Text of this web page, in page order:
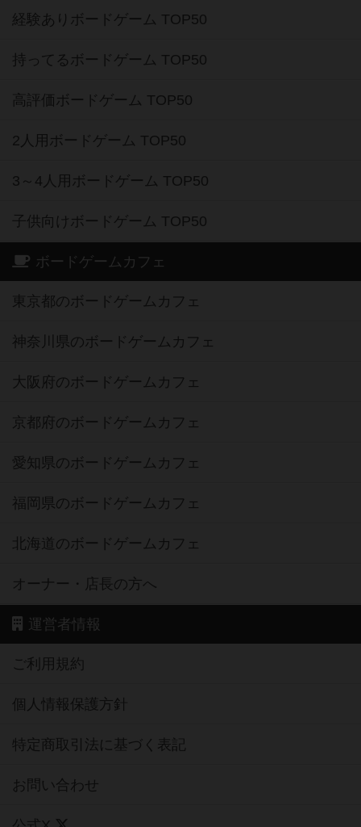
経験ありボードゲーム TOP50
持ってるボードゲーム TOP50
高評価ボードゲーム TOP50
2人用ボードゲーム TOP50
3～4人用ボードゲーム TOP50
子供向けボードゲーム TOP50
ボードゲームカフェ
東京都のボードゲームカフェ
神奈川県のボードゲームカフェ
大阪府のボードゲームカフェ
京都府のボードゲームカフェ
愛知県のボードゲームカフェ
福岡県のボードゲームカフェ
北海道のボードゲームカフェ
オーナー・店長の方へ
運営者情報
ご利用規約
個人情報保護方針
特定商取引法に基づく表記
お問い合わせ